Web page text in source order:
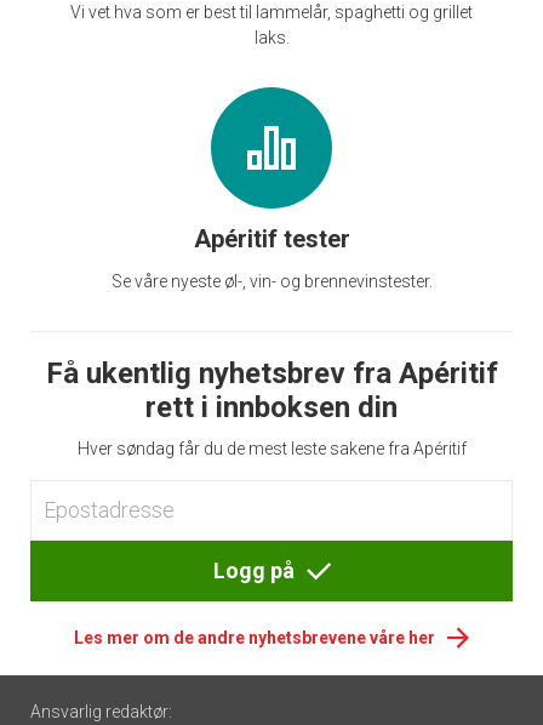
Vi vet hva som er best til lammelår, spaghetti og grillet
laks.
Apéritif tester
Se våre nyeste øl-, vin- og brennevinstester.
Få ukentlig nyhetsbrev fra Apéritif
rett i innboksen din
Hver søndag får du de mest leste sakene fra Apéritif
Logg på
Les mer om de andre nyhetsbrevene våre her
Footer
Ansvarlig redaktør: